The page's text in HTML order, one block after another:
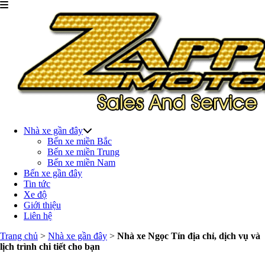
Nhà xe gần đây
Bến xe miền Bắc
Bến xe miền Trung
Bến xe miền Nam
Bến xe gần đây
Tin tức
Xe độ
Giới thiệu
Liên hệ
Trang chủ > Nhà xe gần đây > Nhà xe Ngọc Tín địa chỉ, dịch vụ và
lịch trình chi tiết cho bạn